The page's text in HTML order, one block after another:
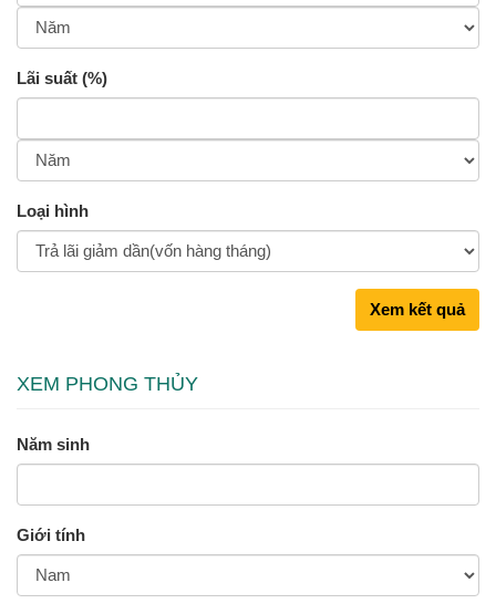
Lãi suất (%)
Loại hình
Xem kết quả
XEM PHONG THỦY
Năm sinh
Giới tính